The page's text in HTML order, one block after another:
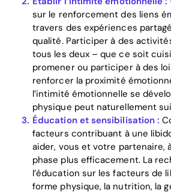
Home
Blog
Download
sur le renforcement des liens
travers des expériences
qualité. Participer à des
tous les deux – que ce soit
promener ou participer à des
renforcer la proximité
l’intimité émotionnelle se
physique peut naturellement
Éducation et sensibilisation :
facteurs contribuant à une
aider, vous et votre partenaire,
phase plus efficacement. La
l’éducation sur les facteurs de
forme physique, la nutrition, la